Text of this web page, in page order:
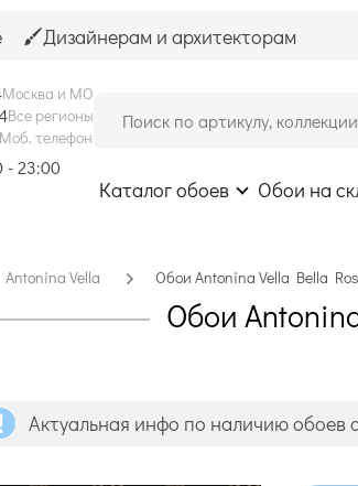
Дизайнерам и архитекторам
Москва и МО
Все регионы
Моб. телефон
- 23:00
Каталог обоев Обои на
Antonina Vella Обои Antonina Vella Bella
Обои
Актуальная инфо по наличию обоев